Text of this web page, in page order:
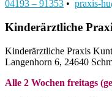
04193 – 91353 • praxis-
Kinderärztliche
Kinderärztliche Praxis
Langenhorn 6, 24640
Alle 2 Wochen freitags